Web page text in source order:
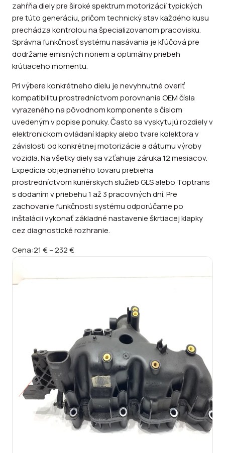
zahŕňa diely pre široké spektrum motorizácií typických
pre túto generáciu, pričom technický stav každého kusu
prechádza kontrolou na špecializovanom pracovisku.
Správna funkčnosť systému nasávania je kľúčová pre
dodržanie emisných noriem a optimálny priebeh
krútiaceho momentu.
Pri výbere konkrétneho dielu je nevyhnutné overiť
kompatibilitu prostredníctvom porovnania OEM čísla
vyrazeného na pôvodnom komponente s číslom
uvedeným v popise ponuky. Často sa vyskytujú rozdiely v
elektronickom ovládaní klapky alebo tvare kolektora v
závislosti od konkrétnej motorizácie a dátumu výroby
vozidla. Na všetky diely sa vzťahuje záruka 12 mesiacov.
Expedícia objednaného tovaru prebieha
prostredníctvom kuriérskych služieb GLS alebo Toptrans
s dodaním v priebehu 1 až 3 pracovných dní. Pre
zachovanie funkčnosti systému odporúčame po
inštalácii vykonať základné nastavenie škrtiacej klapky
cez diagnostické rozhranie.
Cena:21 €–232 €